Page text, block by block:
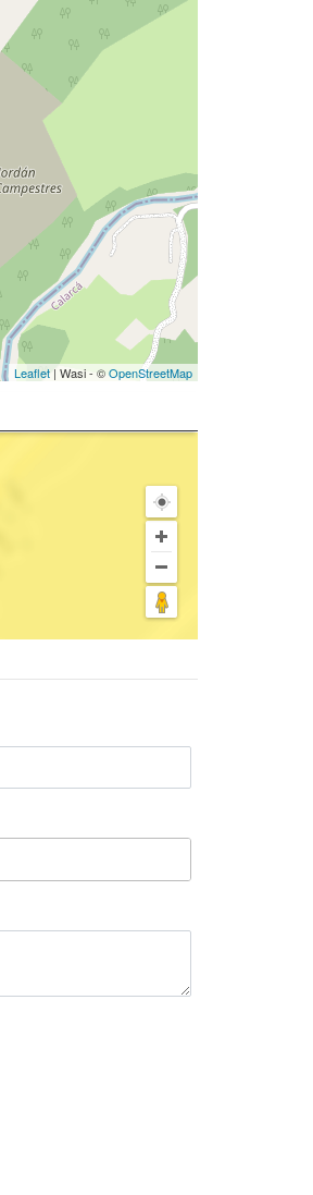
Leaflet | Wasi - ©OpenStreetMap